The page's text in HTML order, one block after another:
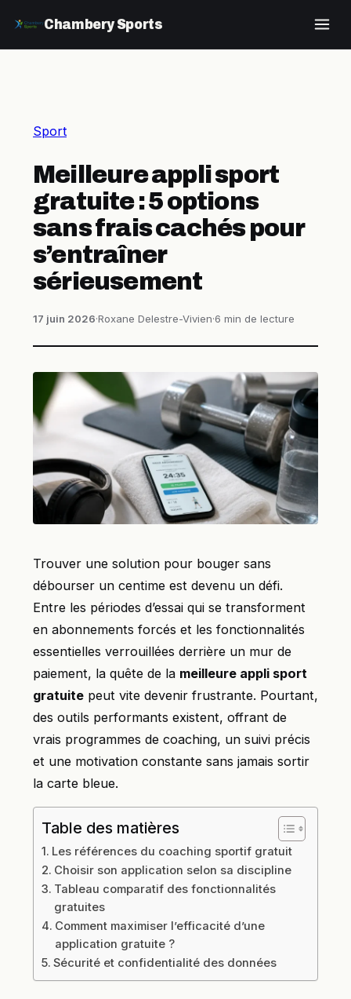
Chambery Sports
Sport
Meilleure appli sport
gratuite : 5 options
sans frais cachés pour
s’entraîner
sérieusement
17 juin 2026·Roxane Delestre-Vivien·6 min de lecture
Trouver une solution pour bouger sans
débourser un centime est devenu un défi.
Entre les périodes d’essai qui se transforment
en abonnements forcés et les fonctionnalités
essentielles verrouillées derrière un mur de
paiement, la quête de la meilleure appli sport
gratuite peut vite devenir frustrante. Pourtant,
des outils performants existent, offrant de
vrais programmes de coaching, un suivi précis
et une motivation constante sans jamais sortir
la carte bleue.
Table des matières
Les références du coaching sportif gratuit
Choisir son application selon sa discipline
Tableau comparatif des fonctionnalités
gratuites
Comment maximiser l’efficacité d’une
application gratuite ?
Sécurité et confidentialité des données